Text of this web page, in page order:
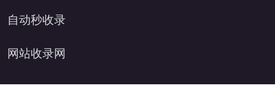
自动秒收录
网站收录网